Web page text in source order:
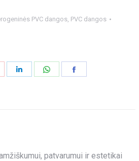
PVC dangos, PVC dangos
Share
patvarumui ir estetikai